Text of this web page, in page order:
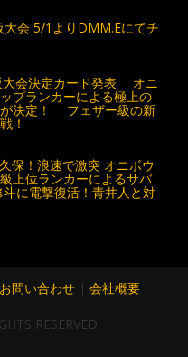
会 5/1よりDMM.Eにてチ
大会決定カード発表 オニ
プランカーによる極上の
が決定！ フェザー級の新
！
保！浪速で激突 オニボウ
上位ランカーによるサバ
に電撃復活！青井人と対
お問い合わせ | 会社概要
RESERVED.